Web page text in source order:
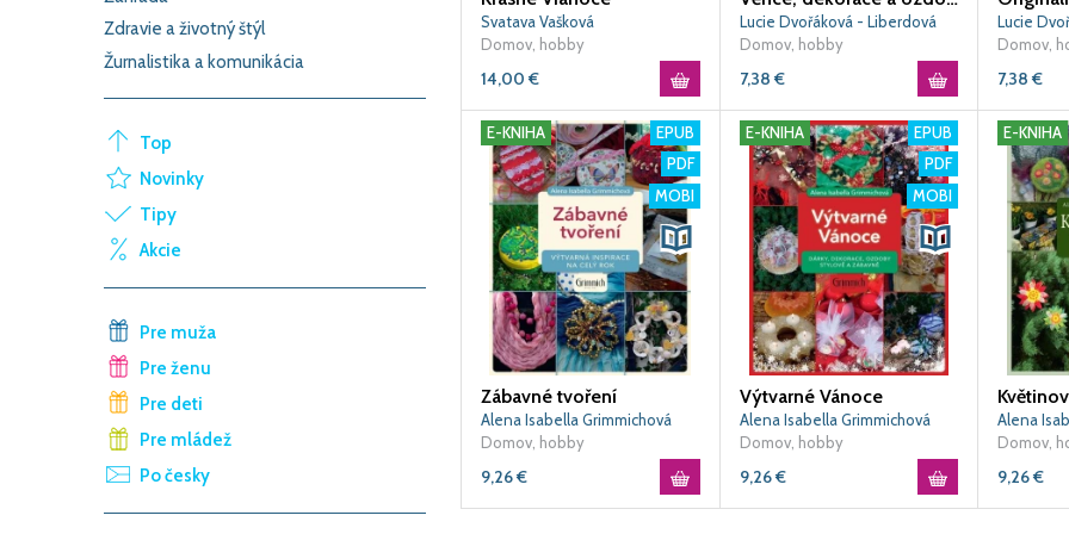
Zdravie a životný štýl
Žurnalistika a komunikácia
Top
Novinky
Tipy
Akcie
Pre muža
Pre ženu
Pre deti
Pre mládež
Po česky
Svatava Vašková
Domov, hobby
14,00 €
Lucie Dvořáková - Liberdová
Domov, hobby
7,38 €
Lucie
Domov,
7,38 €
E-KNIHA
EPUB
PDF
MOBI
Zábavné tvoření
Alena Isabella Grimmichová
Domov, hobby
9,26€
E-KNIHA
EPUB
PDF
MOBI
Výtvarné Vánoce
Alena Isabella Grimmichová
Domov, hobby
9,26€
E-KNIHA
Alena
Domov,
9,26€